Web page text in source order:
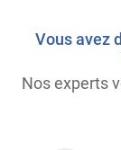
Vous avez
Nos experts